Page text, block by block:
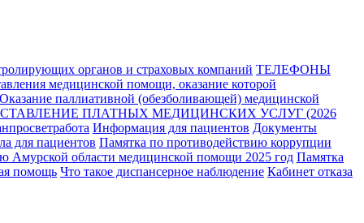
органов и страховых компаний ТЕЛЕФОНЫ
медицинской помощи, оказание которой
Оказание паллиативной (обезболивающей) медицинской
ПЛАТНЫХ МЕДИЦИНСКИХ УСЛУГ (2026
Информация для пациентов Документы
для пациентов Памятка по противодействию коррупции
Амурской области медицинской помощи 2025 год Памятка
помощь Что такое диспансерное наблюдение Кабинет отказа